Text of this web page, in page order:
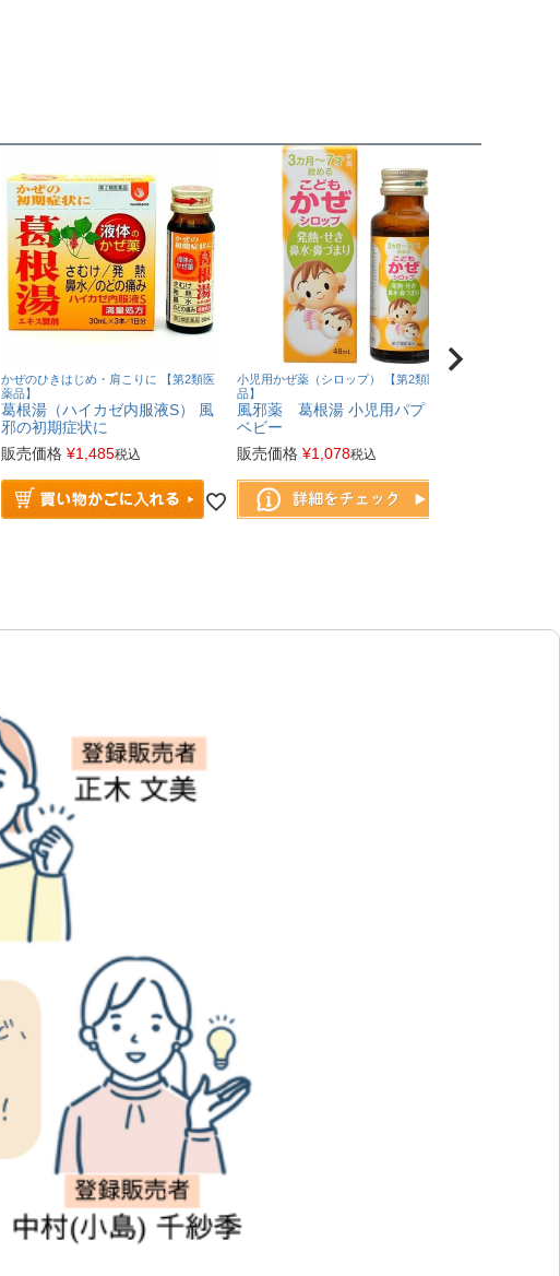
かぜのひきはじめ・肩こりに 【第2類医
薬品】
葛根湯（ハイカゼ内服液S） 風
邪の初期症状に
販売価格 ¥1,485税込
小児用かぜ薬（シロップ） 【第2類医薬
品】
風邪薬 葛根湯 小児用パプトン
ベビー
販売価格 ¥1,078税込